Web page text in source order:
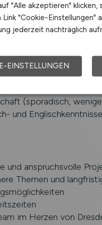
Studium oder
in
(sporadisch,
und Englischkenntnisse
und anspruchsvolle
Themen und
im Herzen von
"Alle akzeptieren"
"Cookie-Einstellungen"
jederzeit nachträglich
EINSTELLUNGEN